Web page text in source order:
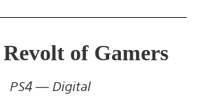
of Gamers
PS4 — Digital